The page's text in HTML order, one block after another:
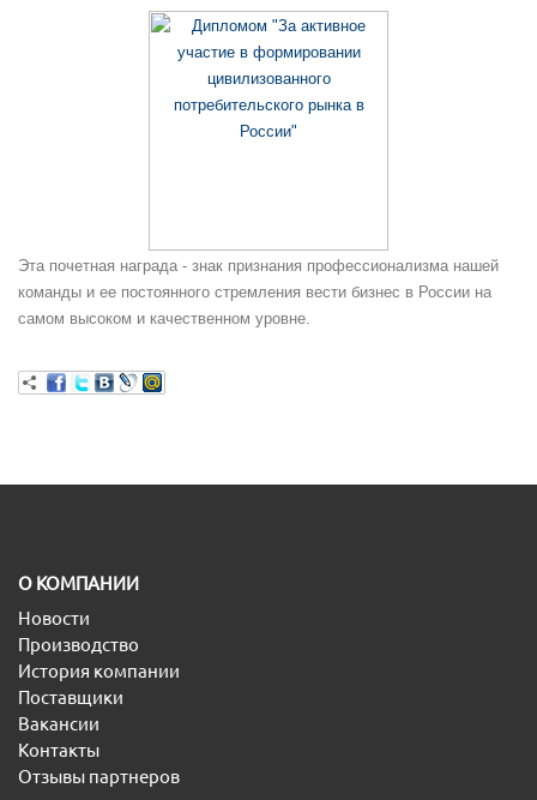
Эта почетная награда - знак признания профессионализма нашей
команды и ее постоянного стремления вести бизнес в России на
самом высоком и качественном уровне.
O КОМПАНИИ
Новости
Производство
История компании
Поставщики
Вакансии
Контакты
Отзывы партнеров